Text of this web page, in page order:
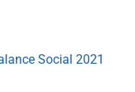
Social 2021